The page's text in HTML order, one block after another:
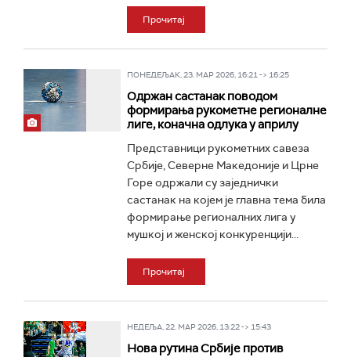
Прочитај
ПОНЕДЕЉАК, 23. МАР 2026, 16:21 -> 16:25
Одржан састанак поводом
формирања рукометне регионалне
лиге, коначна одлука у априлу
Представници рукометних савеза
Србије, Северне Македоније и Црне
Горе одржали су заједнички
састанак на којем је главна тема била
формирање регионалних лига у
мушкој и женској конкуренцији...
Прочитај
НЕДЕЉА, 22. МАР 2026, 13:22 -> 15:43
Нова рутина Србије против